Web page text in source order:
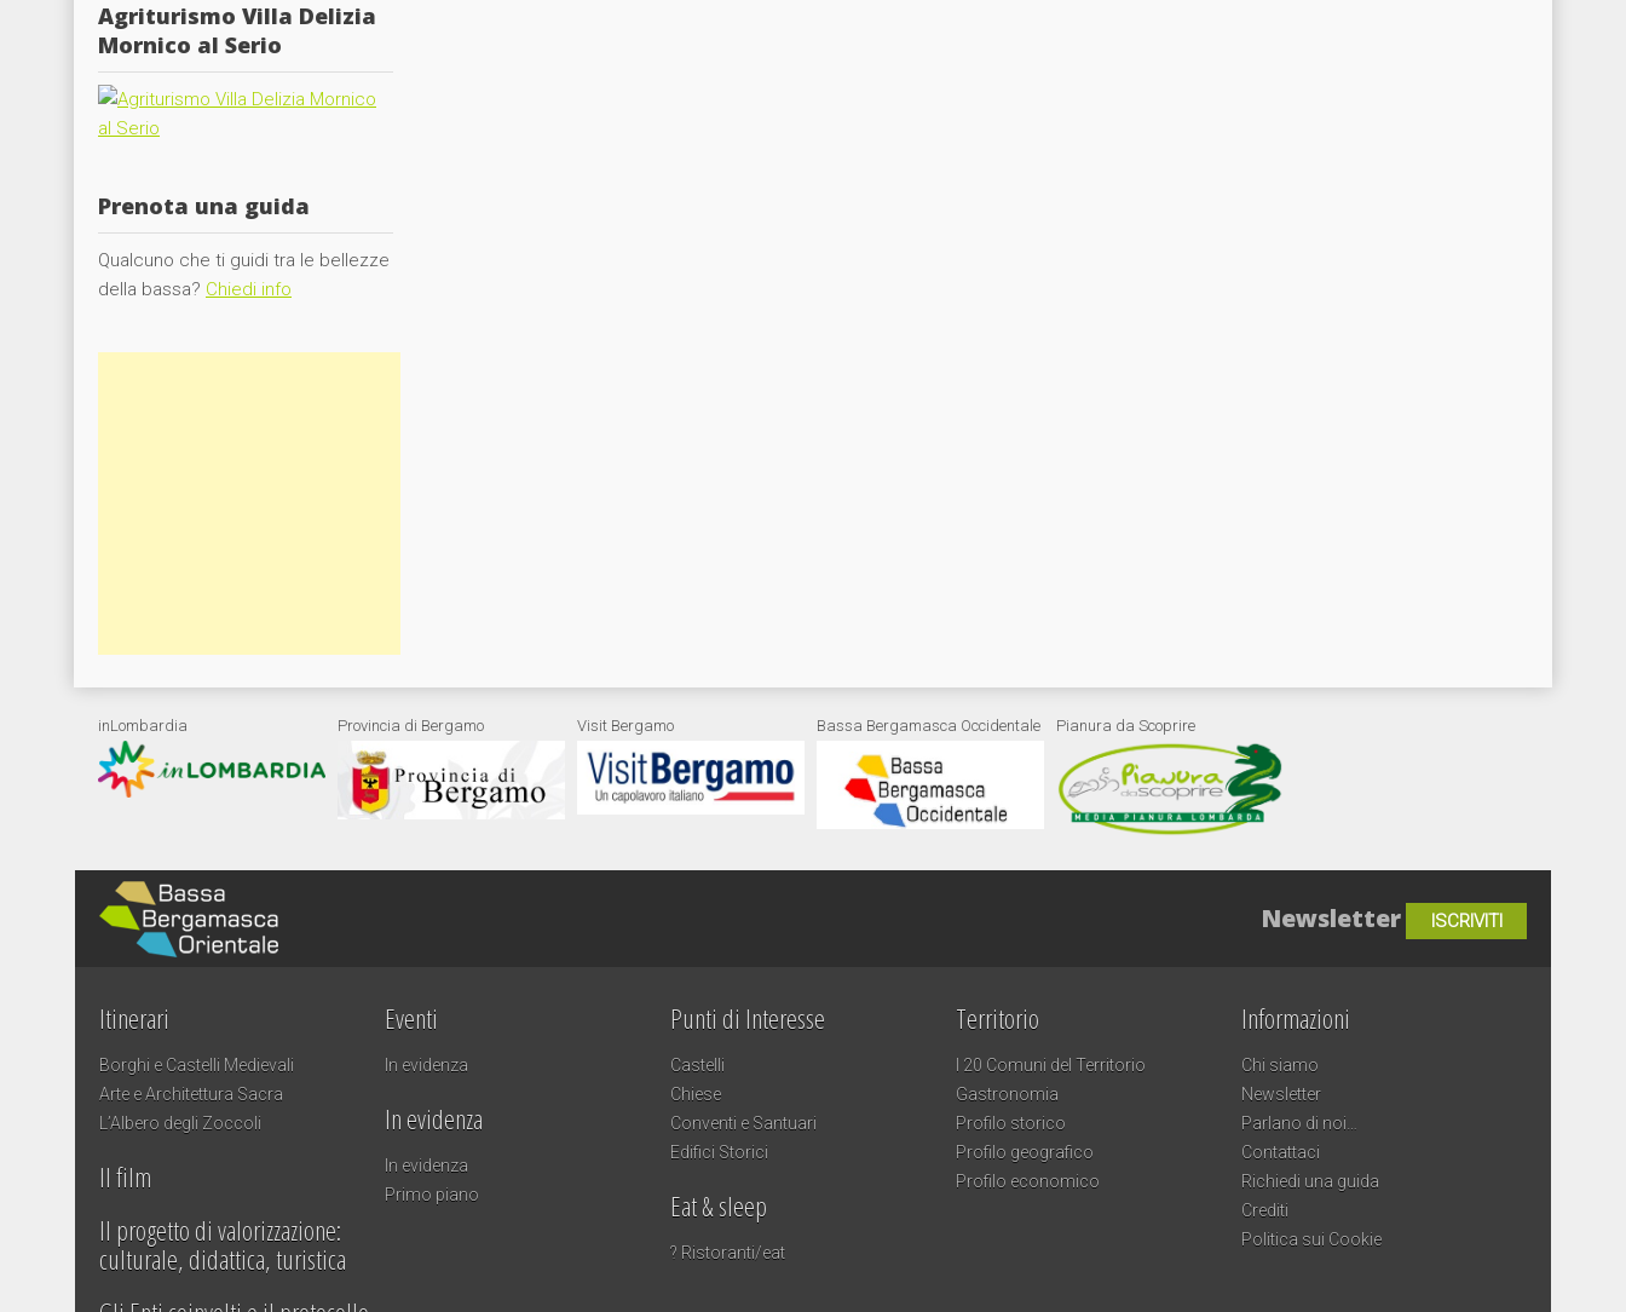
Agriturismo Villa Delizia
Mornico al Serio
Prenota una guida
Qualcuno che ti guidi tra le bellezze
della bassa? Chiedi info
inLombardia Provincia di Bergamo Visit Bergamo Bassa Bergamasca Occidentale Pianura da Scoprire
Newsletter ISCRIVITI
Itinerari
Borghi e Castelli Medievali
Arte e Architettura Sacra
L’Albero degli Zoccoli
Il film
Il progetto di valorizzazione:
culturale, didattica, turistica
Eventi
In evidenza
In evidenza
In evidenza
Primo piano
Punti di Interesse
Castelli
Chiese
Conventi e Santuari
Edifici Storici
Eat & sleep
? Ristoranti/eat
Territorio
I 20 Comuni del Territorio
Gastronomia
Profilo storico
Profilo geografico
Profilo economico
Informazioni
Chi siamo
Newsletter
Parlano di noi…
Contattaci
Richiedi una guida
Crediti
Politica sui Cookie